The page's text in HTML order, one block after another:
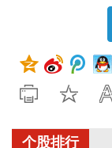
个股排行